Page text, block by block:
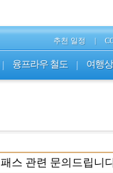
추천 일정 |
| 융프라우 철도 | 여행
패스 관련 문의드립니